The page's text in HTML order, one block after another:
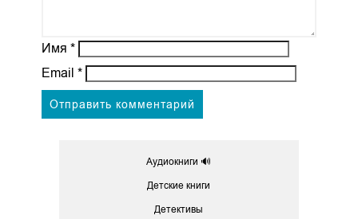
Имя *
Email *
Аудиокниги 🔊
Детские книги
Детективы